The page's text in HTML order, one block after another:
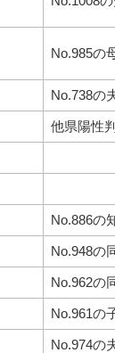
No.985の
No.738の
他県陽性
No.886の
No.948の
No.962の
No.961の
No.974の